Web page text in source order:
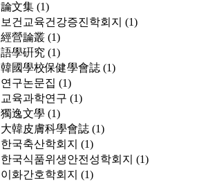
論文集 (1)
보건교육건강증진학회지 (1)
經營論叢 (1)
語學硏究 (1)
韓國學校保健學會誌 (1)
연구논문집 (1)
교육과학연구 (1)
獨逸文學 (1)
大韓皮膚科學會誌 (1)
한국축산학회지 (1)
한국식품위생안전성학회지 (1)
이화간호학회지 (1)